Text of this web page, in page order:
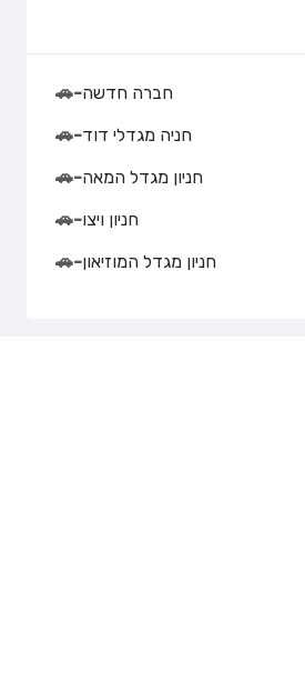
חברה חדשה-
🚗
חניה מגדלי דוד-
🚗
חניון מגדל המאה-
🚗
חניון ויצו-
🚗
חניון מגדל המוזיאון-
🚗